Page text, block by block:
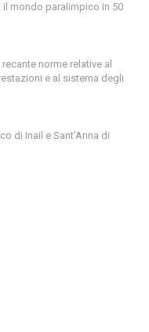
il mondo paralimpico in 50
norme relative al
e al sistema degli
di Inail e Sant’Anna di